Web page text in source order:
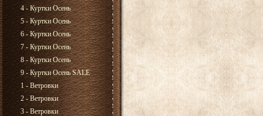
4 - Куртки Осень
5 - Куртки Осень
6 - Куртки Осень
7 - Куртки Осень
8 - Куртки Осень
9 - Куртки Осень SALE
1 - Ветровки
2 - Ветровки
3 - Ветровки